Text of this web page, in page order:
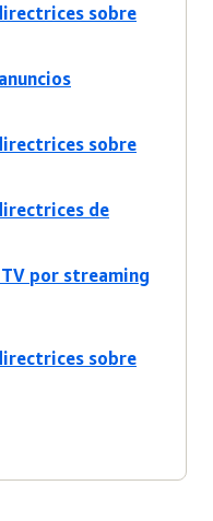
sobre
sobre
de
por streaming
sobre